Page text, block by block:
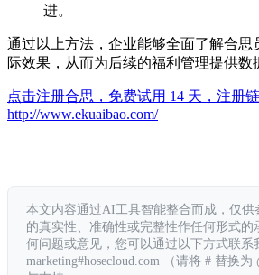
进。
通过以上方法，企业能够全面了解合思
际效果，从而为后续的福利管理提供数
点击注册合思，免费试用 14 天，注册链
http://www.ekuaibao.com/
本文内容通过AI工具智能整合而成，仅供
的真实性、准确性或完整性作任何形式的
何问题或意见，您可以通过以下方式联系
marketing#hosecloud.com （请将 # 替换